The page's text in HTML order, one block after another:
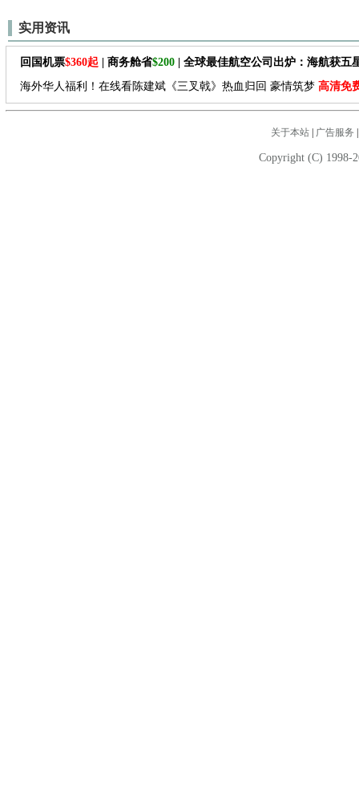
实用资讯
回国机票$360起 | 商务舱省$200 | 全球最佳航空公司出炉：海航获五
海外华人福利！在线看陈建斌《三叉戟》热血归回 豪情筑梦 高清免
关于本站| 广告服务
Copyright (C) 1998-